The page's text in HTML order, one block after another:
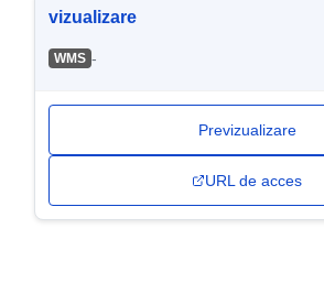
vizualizare
WMS -
Previzualizare
URL de acces